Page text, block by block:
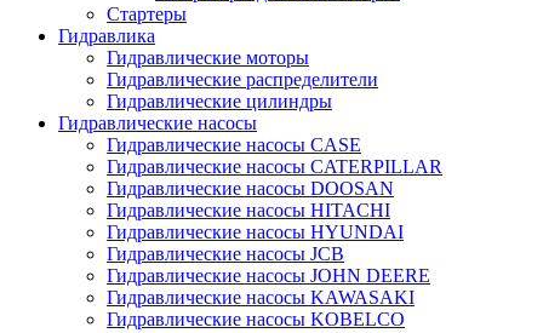
Стартеры
Гидравлика
Гидравлические моторы
Гидравлические распределители
Гидравлические цилиндры
Гидравлические насосы
Гидравлические насосы CASE
Гидравлические насосы CATERPILLAR
Гидравлические насосы DOOSAN
Гидравлические насосы HITACHI
Гидравлические насосы HYUNDAI
Гидравлические насосы JCB
Гидравлические насосы JOHN DEERE
Гидравлические насосы KAWASAKI
Гидравлические насосы KOBELCO